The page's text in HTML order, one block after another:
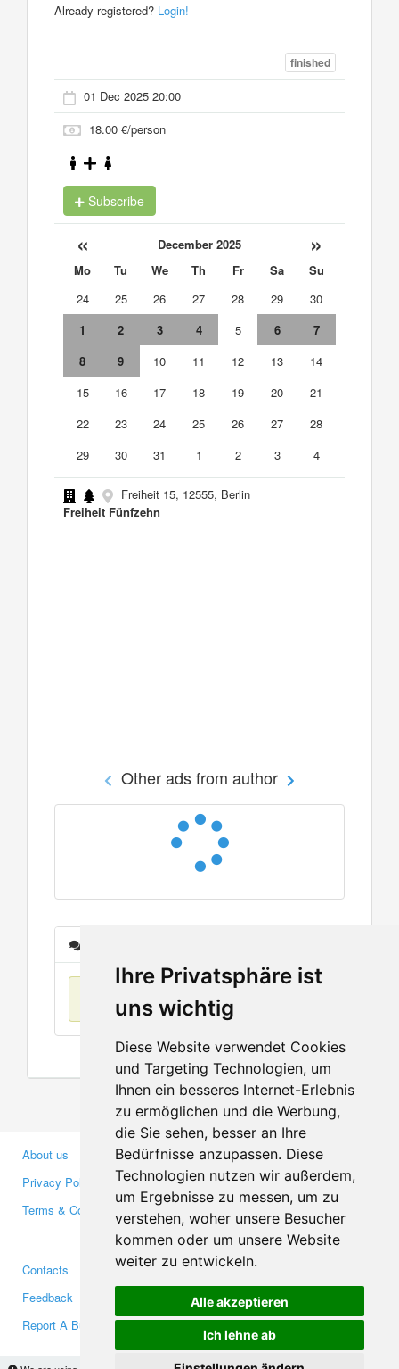
Ihre Privatsphäre ist
uns wichtig
Diese Website verwendet Cookies
und Targeting Technologien, um
Ihnen ein besseres Internet-Erlebnis
zu ermöglichen und die Werbung,
die Sie sehen, besser an Ihre
Bedürfnisse anzupassen. Diese
Technologien nutzen wir außerdem,
um Ergebnisse zu messen, um zu
verstehen, woher unsere Besucher
kommen oder um unsere Website
weiter zu entwickeln.
Alle akzeptieren
Ich lehne ab
Already registered? Login!
finished
01 Dec 2025 20:00
18.00 €/person
Subscribe
« December 2025 »
Mo Tu We Th Fr Sa
Su
24
25 26 27 28 29
30
1
2 3 4 5 6
7
8
9 10 11 12 13
14
15
16 17 18 19 20
21
22
23 24 25 26 27
28
29
30 31 1 2 3 4
Freiheit 15, 12555, Berlin
Freiheit Fünfzehn
Other ads from author
No items found
About us
Privacy Policy
Terms & Conditions
Business Partners
Investors
Media
Contacts
Feedback
Report A Bug
Facebook
Twitter
YouTube
Google+